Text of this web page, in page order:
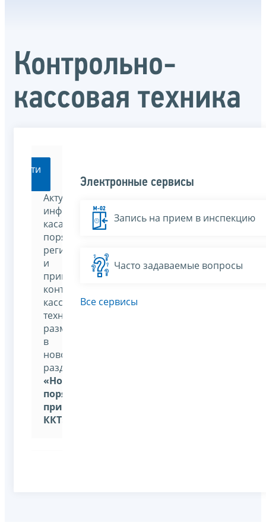
Контрольно-
кассовая техника
Перейти
Актуальная
информация,
касающаяся
порядка
регистрации
и
применения
контрольно-
кассовой
техники,
размещена
в
новом
разделе
«Новый
порядок
применения
ККТ»
Электронные сервисы
Запись на прием в инспекцию
Часто задаваемые вопросы
Все сервисы